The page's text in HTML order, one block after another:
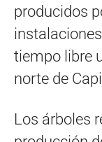
producidos
tiempo libre
norte de
Los árboles